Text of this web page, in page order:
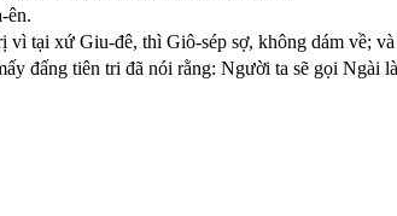
ên.
tại xứ Giu-đê, thì Giô-sép sợ, không dám về;
đấng tiên tri đã nói rằng: Người ta sẽ gọi Ngài